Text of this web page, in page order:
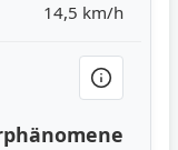
14,5 km/h